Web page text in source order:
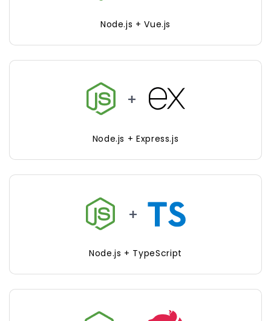
Node.js + Vue.js
Node.js + Express.js
Node.js + TypeScript